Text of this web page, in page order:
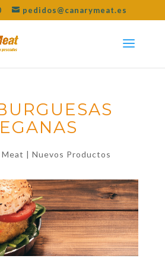
pedidos@canarymeat.es
Meat | Nuevos Productos